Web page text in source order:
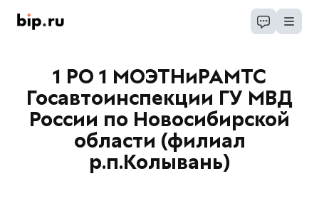
1 РО 1 МОЭТНиРАМТС
Госавтоинспекции ГУ МВД
России по Новосибирской
области (филиал
р.п.Колывань)